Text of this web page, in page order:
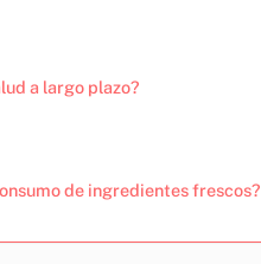
a largo plazo?
de ingredientes frescos?